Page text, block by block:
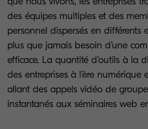
des équipes multiples et des
personnel dispersés en différents
plus que jamais besoin d’une
efficace. La quantité d’outils à la
des entreprises à l’ère numérique
allant des appels vidéo de
instantanés aux séminaires web